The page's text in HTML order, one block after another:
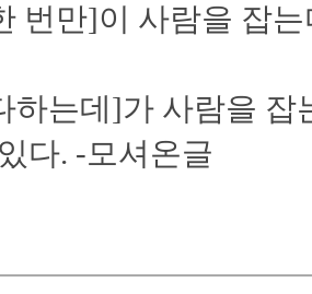
번만]이 사람을 잡
하는데]가 사람을
다. -모셔온글